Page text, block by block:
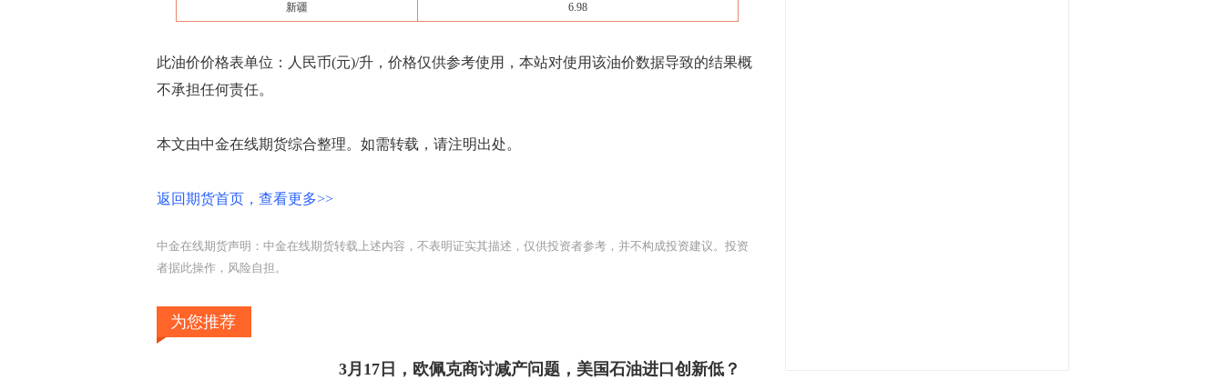
新疆 6.98
此油价价格表单位：人民币(元)/升，价格仅供参考使用，本站对使用该油价数据导致的结果概
不承担任何责任。
本文由中金在线期货综合整理。如需转载，请注明出处。
返回期货首页，查看更多>>
中金在线期货声明：中金在线期货转载上述内容，不表明证实其描述，仅供投资者参考，并不构成投资建议。投资
者据此操作，风险自担。
为您推荐
3月17日，欧佩克商讨减产问题，美国石油进口创新低？